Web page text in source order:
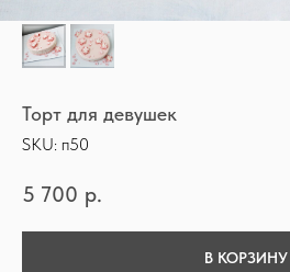
Торт для девушек
SKU: п50
5 700 р.
В КОРЗИНУ